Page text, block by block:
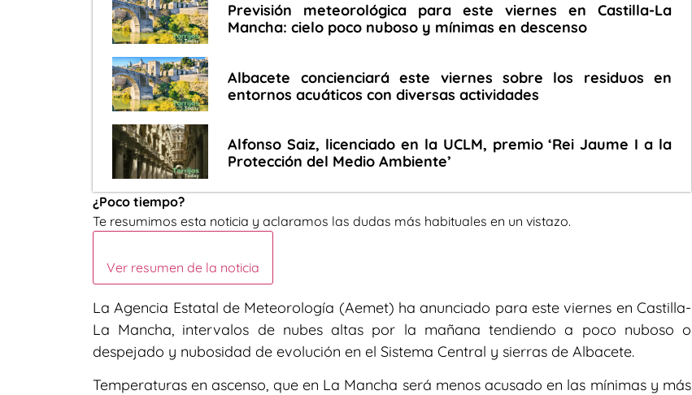
Previsión meteorológica para este viernes en Castilla-La
Mancha: cielo poco nuboso y mínimas en descenso
Albacete concienciará este viernes sobre los residuos en
entornos acuáticos con diversas actividades
Alfonso Saiz, licenciado en la UCLM, premio ‘Rei Jaume I a la
Protección del Medio Ambiente’
¿Poco tiempo?
Te resumimos esta noticia y aclaramos las dudas más habituales en un vistazo.
Ver resumen de la noticia
La Agencia Estatal de Meteorología (Aemet) ha anunciado para este viernes en Castilla-
La Mancha, intervalos de nubes altas por la mañana tendiendo a poco nuboso o
despejado y nubosidad de evolución en el Sistema Central y sierras de Albacete.
Temperaturas en ascenso, que en La Mancha será menos acusado en las mínimas y más